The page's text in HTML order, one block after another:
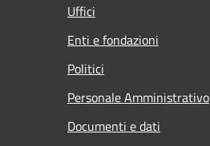
Uffici
Enti e fondazioni
Politici
Personale Amministrativo
Documenti e dati